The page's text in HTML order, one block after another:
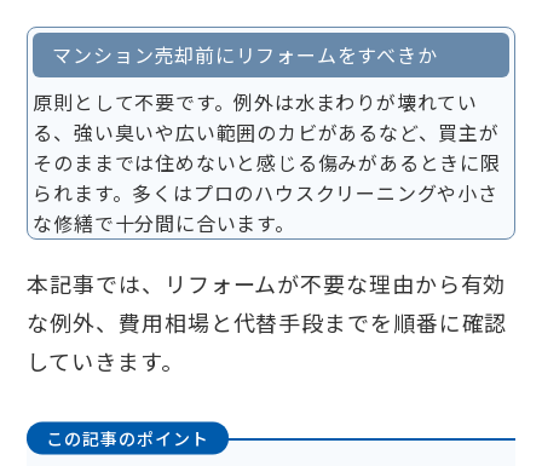
マンション売却前にリフォームをすべきか
原則として不要です。例外は水まわりが壊れてい
る、強い臭いや広い範囲のカビがあるなど、買主が
そのままでは住めないと感じる傷みがあるときに限
られます。多くはプロのハウスクリーニングや小さ
な修繕で十分間に合います。
本記事では、リフォームが不要な理由から有効
な例外、費用相場と代替手段までを順番に確認
していきます。
この記事のポイント